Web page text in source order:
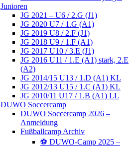
Junioren
JG 2021 – U6 / 2.G (J1)
JG 2020 U7 / 1.G (A1)
JG 2019 U8 / 2.F (J1)
JG 2018 U9 / 1.F (A1)
JG 2017 U10 / 3.E (J1)
JG 2016 U11 / 1.E (A1) stark, 2.E
(A2)
JG 2014/15 U13 / 1.D (A1) KL
JG 2012/13 U15 / 1.C (A1) KL
JG 2010/11 U17 / 1.B (A1) LL
DUWO Soccercamp
DUWO Soccercamp 2026 –
Anmeldung
Fußballcamp Archiv
⚽️ DUWO-Camp 2025 –